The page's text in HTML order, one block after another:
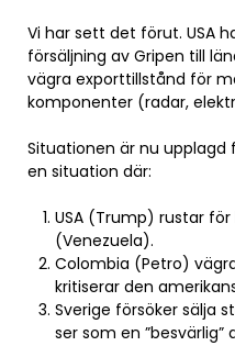
Vi har sett det förut. USA
försäljning av Gripen till
vägra exporttillstånd för
komponenter (radar,
Situationen är nu upplagd
en situation där:
USA (Trump) rustar
(Venezuela).
Colombia (Petro)
kritiserar den
Sverige försöker sälja
ser som en ”besvärlig”